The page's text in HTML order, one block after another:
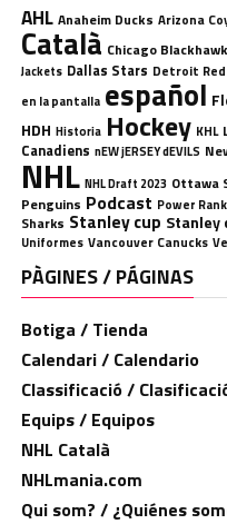
AHL Anaheim Ducks Arizona
Català Chicago
Jackets Dallas Stars Detroit
en la pantalla español
HDH Historia Hockey KHL
Canadiens nEW jERSEY dEVILS
NHL NHL Draft 2023 Ottawa
Penguins Podcast Power
Sharks Stanley cup Stanley
Uniformes Vancouver Canucks
PÀGINES / PÁGINAS
Botiga / Tienda
Calendari / Calendario
Classificació /
Equips / Equipos
NHL Català
NHLmania.com
Qui som? / ¿Quiénes